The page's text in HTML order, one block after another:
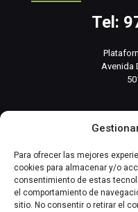
Para ofrecer las mejores
cookies para almacenar y/o
consentimiento de estas
el comportamiento de
sitio. No consentir o retirar el
Tel:
Avenida
Producto